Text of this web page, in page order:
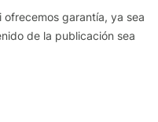
garantía, ya sea
de la publicación sea